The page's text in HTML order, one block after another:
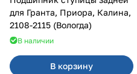
для Гранта, Приора, Калина,
2108-2115 (Вологда)
В наличии
В корзину